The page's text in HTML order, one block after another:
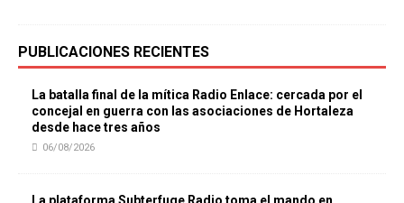
PUBLICACIONES RECIENTES
La batalla final de la mítica Radio Enlace: cercada por el
concejal en guerra con las asociaciones de Hortaleza
desde hace tres años
06/08/2026